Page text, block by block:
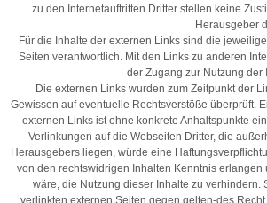
zu den Internetauftritten Dritter stellen keine
Herausgeber
Für die Inhalte der externen Links sind die
Seiten verantwortlich. Mit den Links zu anderen
der Zugang zur Nutzung der
Die externen Links wurden zum Zeitpunkt der
Gewissen auf eventuelle Rechtsverstöße überprüft.
externen Links ist ohne konkrete Anhaltspunkte
Verlinkungen auf die Webseiten Dritter, die
Herausgebers liegen, würde eine
von den rechtswidrigen Inhalten Kenntnis
wäre, die Nutzung dieser Inhalte zu verhindern.
verlinkten externen Seiten gegen gelten-des